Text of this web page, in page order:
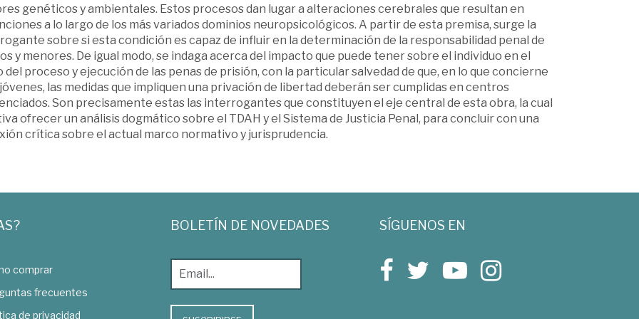
genéticos y ambientales. Estos procesos dan lugar a alteraciones cerebrales que resultan en
a lo largo de los más variados dominios neuropsico­lógicos. A partir de esta premisa, surge la
sobre si esta condición es capaz de influir en la determinación de la responsabilidad penal de
y menores. De igual modo, se indaga acerca del impacto que puede tener sobre el individuo en el
del proceso y ejecución de las penas de prisión, con la particular salvedad de que, en lo que concierne
las medidas que impliquen una privación de libertad deberán ser cumplidas en centros
Son precisamente estas las interrogantes que constituyen el eje central de esta obra, la cual
ofrecer un análisis dogmático sobre el TDAH y el Sistema de Justicia Penal, para concluir con una
crítica sobre el actual marco normativo y jurisprudencia.
comprar
frecuentes
de privacidad
BOLETÍN DE NOVEDADES SÍGUENOS EN